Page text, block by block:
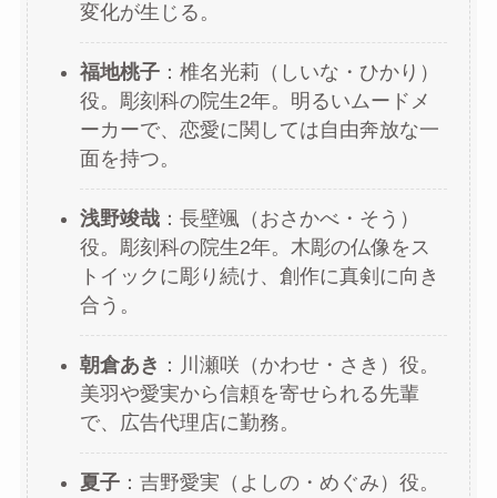
変化が生じる。
福地桃子：椎名光莉（しいな・ひかり）
役。彫刻科の院生2年。明るいムードメ
ーカーで、恋愛に関しては自由奔放な一
面を持つ。
浅野竣哉：長壁颯（おさかべ・そう）
役。彫刻科の院生2年。木彫の仏像をス
トイックに彫り続け、創作に真剣に向き
合う。
朝倉あき ：川瀬咲（かわせ・さき）役。
美羽や愛実から信頼を寄せられる先輩
で、広告代理店に勤務。
夏子：吉野愛実（よしの・めぐみ）役。